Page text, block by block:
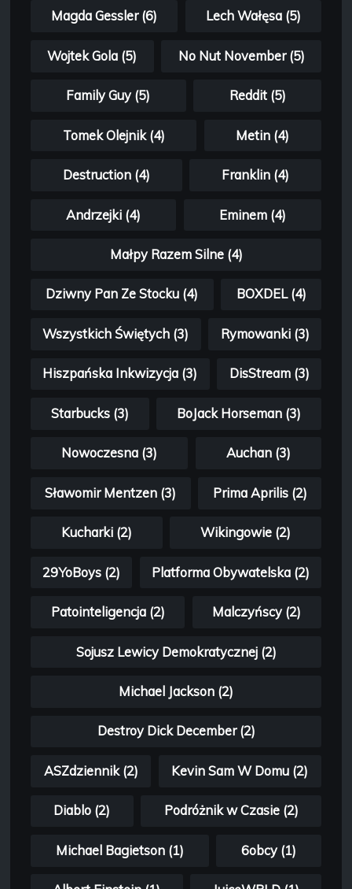
Magda Gessler (6) Lech Wałęsa (5)
Wojtek Gola (5) No Nut November (5)
Family Guy (5) Reddit (5)
Tomek Olejnik (4) Metin (4)
Destruction (4) Franklin (4)
Andrzejki (4) Eminem (4)
Małpy Razem Silne (4)
Dziwny Pan Ze Stocku (4) BOXDEL (4)
Wszystkich Świętych (3) Rymowanki (3)
Hiszpańska Inkwizycja (3) DisStream (3)
Starbucks (3) BoJack Horseman (3)
Nowoczesna (3) Auchan (3)
Sławomir Mentzen (3) Prima Aprilis (2)
Kucharki (2) Wikingowie (2)
29YoBoys (2) Platforma Obywatelska (2)
Patointeligencja (2) Malczyńscy (2)
Sojusz Lewicy Demokratycznej (2)
Michael Jackson (2)
Destroy Dick December (2)
ASZdziennik (2) Kevin Sam W Domu (2)
Diablo (2) Podróżnik w Czasie (2)
Michael Bagietson (1) 6obcy (1)